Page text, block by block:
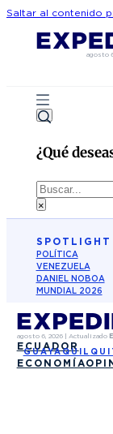
Saltar al contenido
agosto
¿Qué
Buscar
×
SPOTLIGHT
POLÍTICA
VENEZUELA
DANIEL NOBOA
MUNDIAL 2026
agosto 6, 2026| Actualizado
ECUADOR
GUAYAQUIL
ECONOMÍA